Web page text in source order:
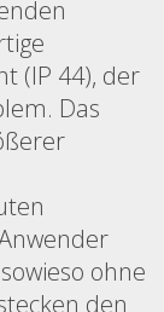
(IP 44), der
Das
sowieso ohne
den